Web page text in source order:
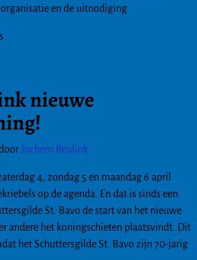
en de uitnodiging.
nieuwe
Jochem Reulink
4, zondag 5 en maandag 6 april
op de agenda. En dat is sinds een
St. Bavo de start van het nieuwe
andere het koningschieten plaatsvindt. Dit
het Schuttersgilde St. Bavo zijn 70-jarig